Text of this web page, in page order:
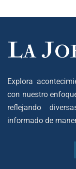
Explora
con nuestro
reflejando
informado de